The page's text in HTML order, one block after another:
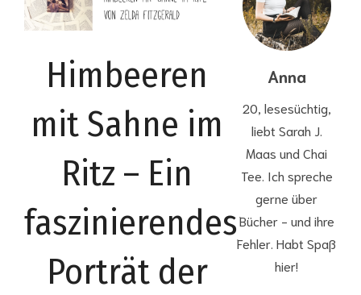
Himbeeren
mit Sahne im
Ritz – Ein
faszinierendes
Porträt der
Anna
20, lesesüchtig,
liebt Sarah J.
Maas und Chai
Tee. Ich spreche
gerne über
Bücher - und ihre
Fehler. Habt Spaß
hier!